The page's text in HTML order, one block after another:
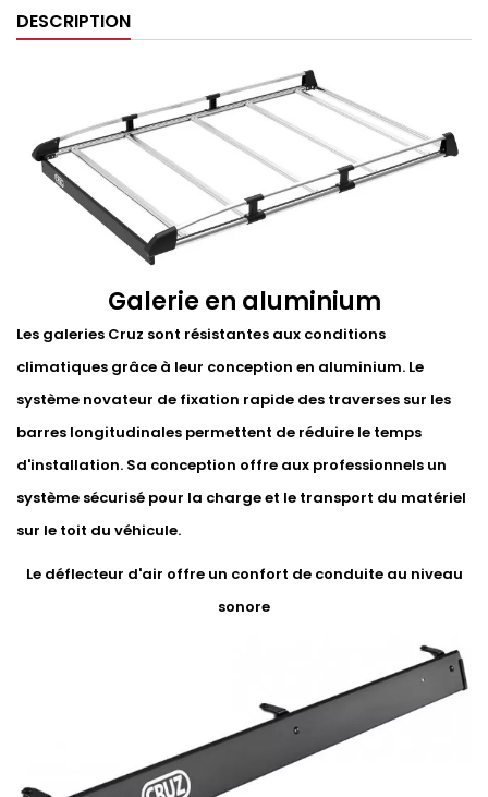
DESCRIPTION
Galerie en aluminium
Les galeries Cruz sont résistantes aux conditions
climatiques grâce à leur conception en aluminium. Le
système novateur de fixation rapide des traverses sur les
barres longitudinales permettent de réduire le temps
d'installation. Sa conception offre aux professionnels un
système sécurisé pour la charge et le transport du matériel
sur le toit du véhicule.
Le déflecteur d'air offre un confort de conduite au niveau
sonore